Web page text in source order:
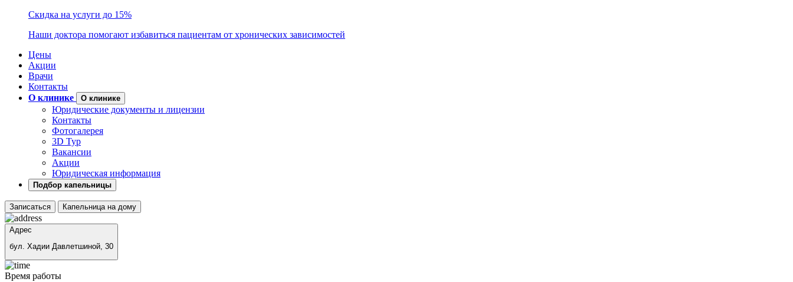
Скидка на услуги до 15%
Наши доктора помогают избавиться пациентам от хронических зависимостей
Цены
Акции
Врачи
Контакты
О клинике
О клинике
Юридические документы и лицензии
Контакты
Фотогалерея
3D Тур
Вакансии
Акции
Юридическая информация
Подбор капельницы
Записаться Капельница на дому
Адрес
бул. Хадии Давлетшиной, 30
Время работы